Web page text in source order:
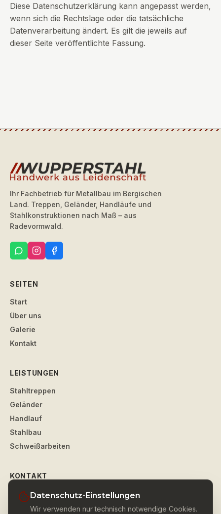
Diese Datenschutzerklärung kann angepasst werden,
wenn sich die Rechtslage oder die tatsächliche
Datenverarbeitung ändert. Es gilt die jeweils auf
dieser Seite veröffentlichte Fassung.
Ihr Fachbetrieb für Metallbau im Bergischen
Land. Treppen, Geländer, Handläufe und
Stahlkonstruktionen nach Maß – aus
Radevormwald.
SEITEN
Start
Über uns
Galerie
Kontakt
LEISTUNGEN
Stahltreppen
Geländer
Handlauf
Stahlbau
Schweißarbeiten
KONTAKT
Wupperstahl–Tobias Maczewski
Alte Landstraße 51
Datenschutz-Einstellungen
Wir verwenden nur technisch notwendige Cookies.